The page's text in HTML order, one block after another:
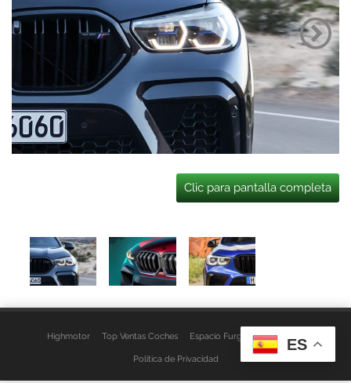
Clic para pantalla completa
Highmotor Top Ventas Coches Espacio Furgo Aviso Legal
Política de Privacidad
ES